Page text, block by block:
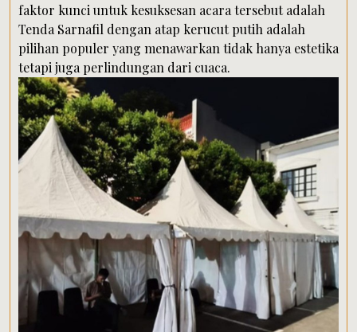
faktor kunci untuk kesuksesan acara tersebut adalah
Tenda Sarnafil dengan atap kerucut putih adalah
pilihan populer yang menawarkan tidak hanya estetika
tetapi juga perlindungan dari cuaca.